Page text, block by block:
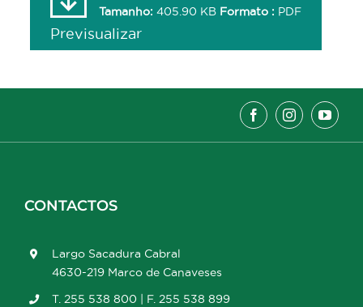
Tamanho: 405.90 KB Formato : PDF
Previsualizar
CONTACTOS
Largo Sacadura Cabral
4630-219 Marco de Canaveses
T. 255 538 800 | F. 255 538 899